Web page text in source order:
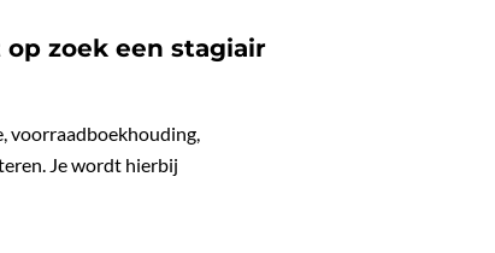
zoek een stagiair
voorraadboekhouding,
Je wordt hierbij